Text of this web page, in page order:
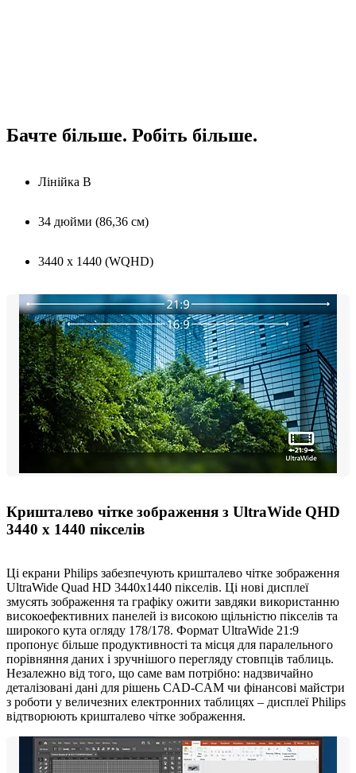
Бачте більше. Робіть більше.
Лінійка B
34 дюйми (86,36 см)
3440 x 1440 (WQHD)
Кришталево чітке зображення з UltraWide QHD
3440 x 1440 пікселів
Ці екрани Philips забезпечують кришталево чітке зображення
UltraWide Quad HD 3440x1440 пікселів. Ці нові дисплеї
змусять зображення та графіку ожити завдяки використанню
високоефективних панелей із високою щільністю пікселів та
широкого кута огляду 178/178. Формат UltraWide 21:9
пропонує більше продуктивності та місця для паралельного
порівняння даних і зручнішого перегляду стовпців таблиць.
Незалежно від того, що саме вам потрібно: надзвичайно
деталізовані дані для рішень CAD-CAM чи фінансові майстри
з роботи у величезних електронних таблицях – дисплеї Philips
відтворюють кришталево чітке зображення.